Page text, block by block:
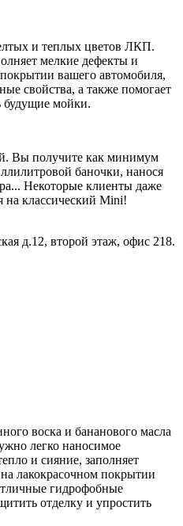
и теплых цветов ЛКП.
мелкие дефекты и
вашего автомобиля,
свойства, а также помогает
будущие мойки.
Вы получите как минимум
баночки, нанося
Некоторые клиенты даже
на классический Mini!
д.12, второй этаж, офис 218.
воска и бананового масла
легко наносимое
и сияние, заполняет
лакокрасочном покрытии
гидрофобные
отделку и упростить